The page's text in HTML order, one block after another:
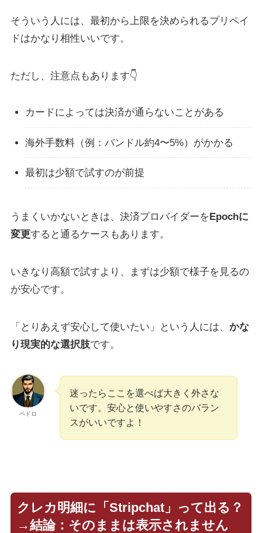
そういう人には、最初から上限を決められるプリペイ
ドはかなり相性いいです。
ただし、注意点もあります👇
カードによっては決済が通らないことがある
海外手数料（例：バンドル約4〜5%）がかかる
最初は少額で試すのが前提
うまくいかないときは、決済プロバイダーをEpochに
変更すると通るケースもあります。
いきなり高額で試すより、まずは少額で様子を見るの
が安心です。
「とりあえず安心して使いたい」という人には、 かな
り現実的な選択肢です。
ペドロ
迷ったらここを選べば大きく外さな
いです。安心と使いやすさのバラン
スがいいですよ！
クレカ明細に「Stripchat」って出る？
→結論：そのままは表示されません